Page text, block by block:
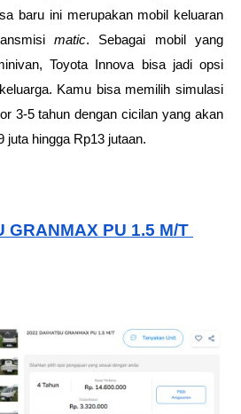
baru ini merupakan mobil keluaran
matic. Sebagai mobil yang
Toyota Innova bisa jadi opsi
Kamu bisa memilih simulasi
3-5 tahun dengan cicilan yang akan
juta hingga Rp13 jutaan.
GRANMAX PU 1.5 M/T